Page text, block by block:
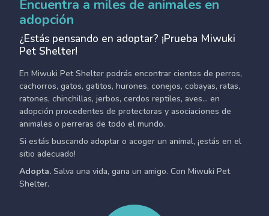
Encuentra a miles de animales en
adopción
¿Estás pensando en adoptar? ¡Prueba Miwuki
Pet Shelter!
En Miwuki Pet Shelter podrás encontrar cientos de perros,
cachorros, gatos, gatitos, hurones, conejos, cobayas, ratas,
ratones, chinchillas, jerbos, cerdos reptiles, aves... en
adopción procedentes de protectoras y asociaciones de
animales o perreras de todo el mundo.
Si estás buscando adoptar o acoger un animal, ¡estás en el
sitio adecuado!
Adopta. Salva una vida, gana un amigo. Con Miwuki Pet
Shelter.